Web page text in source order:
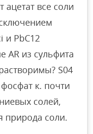
ацетат все соли
и PbC12
AR из сульфита
S04
к. почти
солей,
природа соли.